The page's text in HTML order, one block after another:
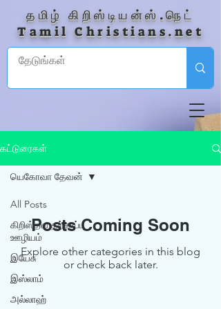
தமிழ் கிறிஸ்டியன்ஸ்.நெட்
Tamil Christians.net
கட்டுரைகள்
All Posts
கிறிஸ்தவ தற்காப்பு
ஊழியம்
இயேசு
இஸ்லாம்
அல்லாஹ்
யெகோவா தேவன்
Posts Coming Soon
Explore other categories in this blog
or check back later.